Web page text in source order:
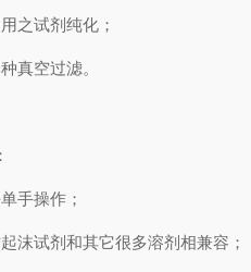
试剂纯化；
空过滤。
手操作；
试剂和其它很多溶剂相兼容；